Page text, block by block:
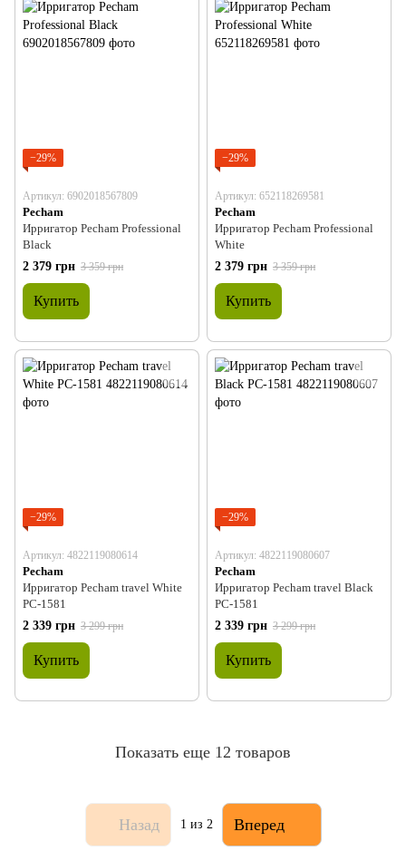
−29%
Артикул: 6902018567809
Pecham
Ирригатор Pecham Professional
Black
2 379 грн 3 359 грн
Купить
−29%
Артикул: 652118269581
Pecham
Ирригатор Pecham Professional
White
2 379 грн 3 359 грн
Купить
−29%
Артикул: 4822119080614
Pecham
Ирригатор Pecham travel White
PC-1581
2 339 грн 3 299 грн
Купить
−29%
Артикул: 4822119080607
Pecham
Ирригатор Pecham travel Black
PC-1581
2 339 грн 3 299 грн
Купить
Показать еще 12 товаров
Назад 1 из 2 Вперед